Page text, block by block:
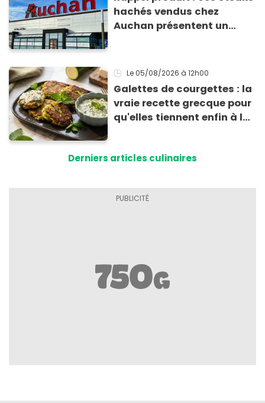
hachés vendus chez
Auchan présentent un
Le 05/08/2026 à 12h00
Galettes de courgettes : la
vraie recette grecque pour
qu'elles tiennent enfin à la
Derniers articles culinaires